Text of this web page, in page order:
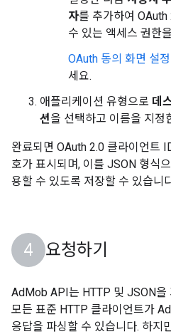
자를 추가하여
수 있는 액세스 권한
OAuth 동의 화면 설정
세요.
애플리케이션 유형으로 데
션을 선택하고 이름을 지정
완료되면 OAuth 2.0 클라이언트
호가 표시되며, 이를 JSON 형식
용할 수 있도록 저장할 수 있습니
요청하기
AdMob API는 HTTP 및 JSON을
모든 표준 HTTP 클라이언트가
응답을 파싱할 수 있습니다. 하지